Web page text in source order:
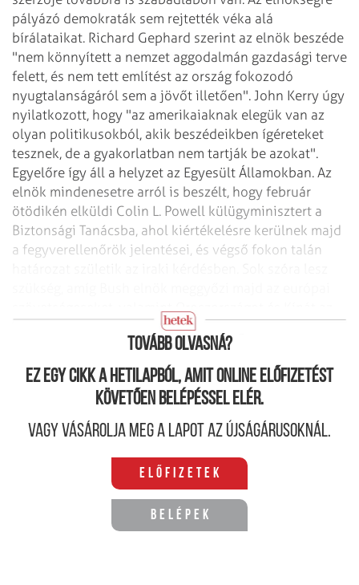
pályázó demokraták sem rejtették véka alá
bírálataikat. Richard Gephard szerint az elnök beszéde
"nem könnyített a nemzet aggodalmán gazdasági terve
felett, és nem tett említést az ország fokozodó
nyugtalanságáról sem a jövőt illetően". John Kerry úgy
nyilatkozott, hogy "az amerikaiaknak elegük van az
olyan politikusokból, akik beszédeikben ígéreteket
tesznek, de a gyakorlatban nem tartják be azokat".
Egyelőre így áll a helyzet az Egyesült Államokban. Az
elnök mindenesetre arról is beszélt, hogy február
ötödikén elküldi Colin L. Powell külügyminisztert a
Biztonsági Tanácsba, ahol kiértékelésre kerülnek majd
a fegyverellenőrök jelentései, és végső fokon talán
azonnali katonai csapás szükségességéről.
Tovább olvasná?
Ez egy cikk a hetilapból, amit online előfizetést
követően belépéssel elér.
Vagy vásárolja meg a lapot az újságárusoknál.
Előfizetek
Belépek